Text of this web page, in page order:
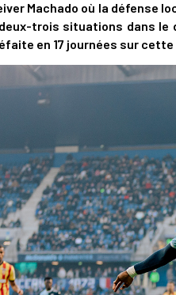
Machado où la défense
trois situations dans le
en 17 journées sur